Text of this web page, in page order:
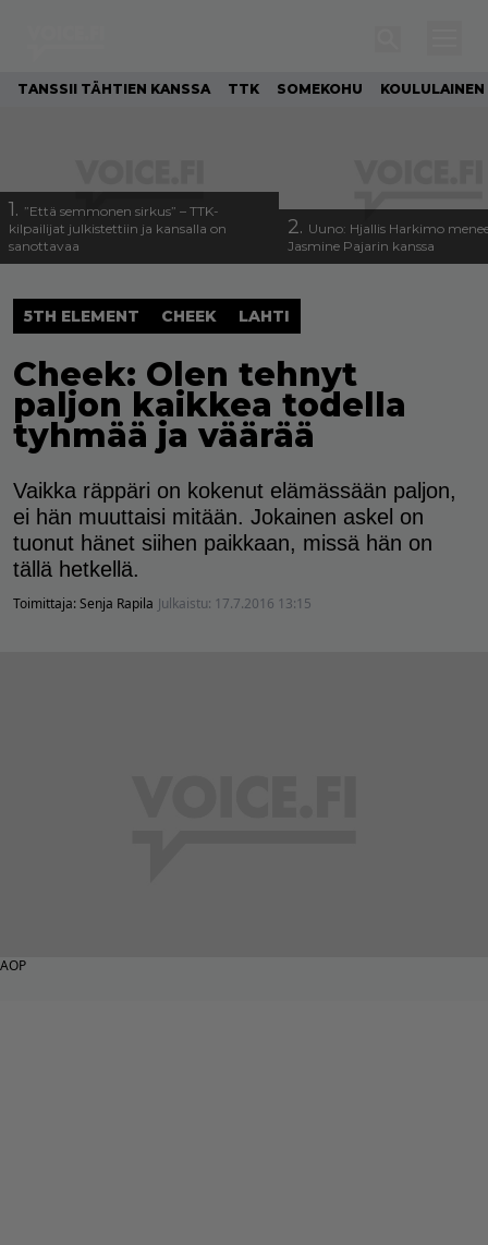
TANSSII TÄHTIEN KANSSA TTK SOMEKOHU KOULULAINEN
1. ”Että semmonen sirkus” – TTK-
kilpailijat julkistettiin ja kansalla on
sanottavaa
2. Uuno: Hjallis Harkimo
Jasmine Pajarin kanssa
5TH ELEMENT CHEEK LAHTI
Cheek: Olen tehnyt
paljon kaikkea todella
tyhmää ja väärää
Vaikka räppäri on kokenut elämässään paljon,
ei hän muuttaisi mitään. Jokainen askel on
tuonut hänet siihen paikkaan, missä hän on
tällä hetkellä.
Toimittaja:Senja Rapila Julkaistu: 17.7.2016 13:15
AOP